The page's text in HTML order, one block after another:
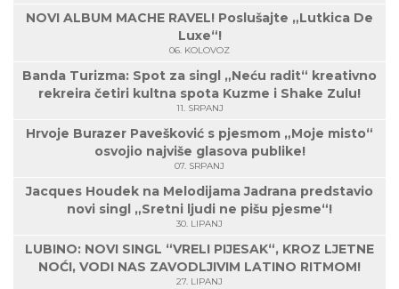
NOVI ALBUM MACHE RAVEL! Poslušajte „Lutkica De
Luxe“!
06. KOLOVOZ
Banda Turizma: Spot za singl „Neću radit“ kreativno
rekreira četiri kultna spota Kuzme i Shake Zulu!
11. SRPANJ
Hrvoje Burazer Pavešković s pjesmom „Moje misto“
osvojio najviše glasova publike!
07. SRPANJ
Jacques Houdek na Melodijama Jadrana predstavio
novi singl „Sretni ljudi ne pišu pjesme“!
30. LIPANJ
LUBINO: NOVI SINGL “VRELI PIJESAK“, KROZ LJETNE
NOĆI, VODI NAS ZAVODLJIVIM LATINO RITMOM!
27. LIPANJ